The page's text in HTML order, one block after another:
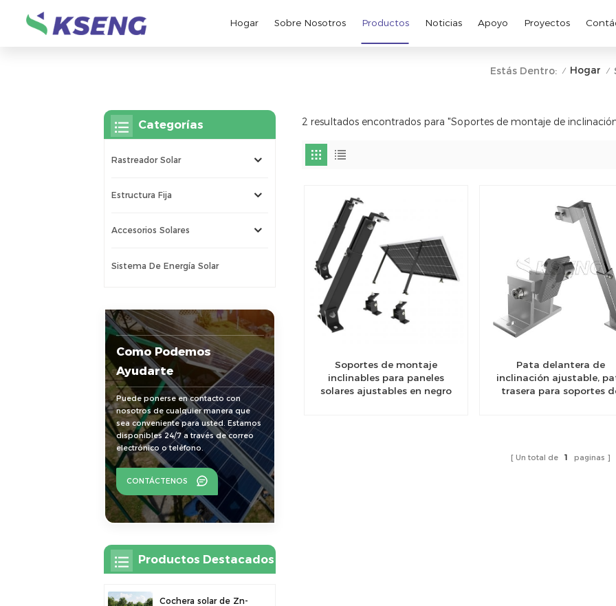
Hogar Sobre Nosotros Productos Noticias Apoyo Proyectos
Estás Dentro: / Hogar /
2 resultados encontrados para "Soportes de montaje de
Soportes de montaje
inclinables para paneles
solares ajustables en negro
Pata delantera de
inclinación ajustable,
trasera para soportes
Un total de 1 paginas
Categorías
Rastreador Solar
Estructura Fija
Accesorios Solares
Sistema De Energía Solar
Como Podemos
Ayudarte
Puede ponerse en contacto con
nosotros de cualquier manera que
sea conveniente para usted. Estamos
disponibles 24/7 a través de correo
electrónico o teléfono.
CONTÁCTENOS
Productos Destacados
Cochera solar de Zn-